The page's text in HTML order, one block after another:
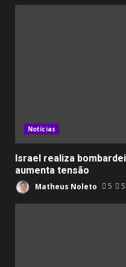
Notícias
Israel realiza
aumenta tensão
Matheus Noleto 5